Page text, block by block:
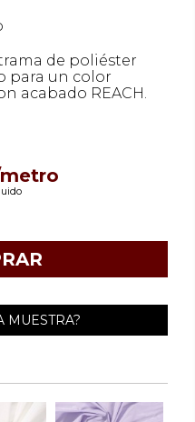
de poliéster
para un color
acabado REACH.
MUESTRA?